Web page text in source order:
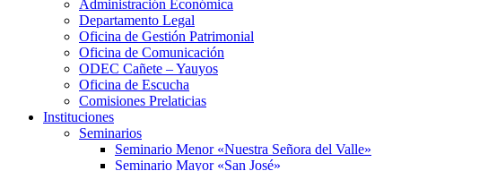
Administración Económica
Departamento Legal
Oficina de Gestión Patrimonial
Oficina de Comunicación
ODEC Cañete – Yauyos
Oficina de Escucha
Comisiones Prelaticias
Instituciones
Seminarios
Seminario Menor «Nuestra Señora del Valle»
Seminario Mayor «San José»